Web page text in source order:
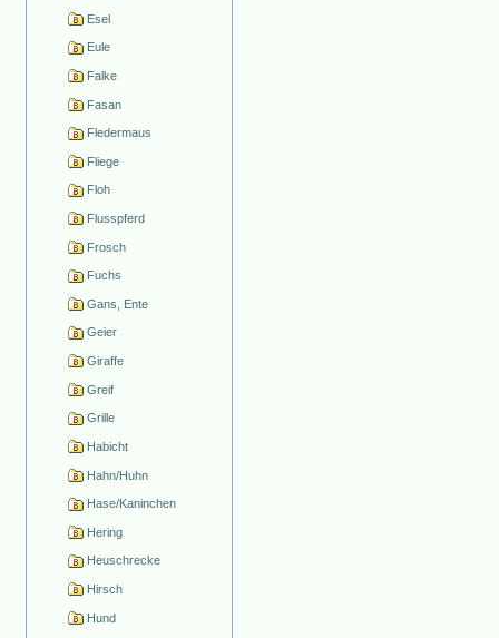
Esel
Eule
Falke
Fasan
Fledermaus
Fliege
Floh
Flusspferd
Frosch
Fuchs
Gans, Ente
Geier
Giraffe
Greif
Grille
Habicht
Hahn/Huhn
Hase/Kaninchen
Hering
Heuschrecke
Hirsch
Hund